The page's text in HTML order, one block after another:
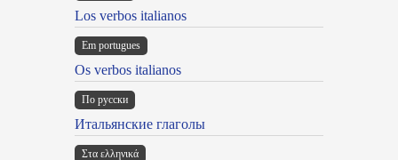
Los verbos italianos
Em portugues
Os verbos italianos
По русски
Итальянские глаголы
Στα ελληνικά